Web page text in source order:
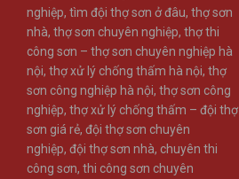
nghiệp, tìm đội thợ sơn ở đâu, thợ sơn
nhà, thợ sơn chuyên nghiệp, thợ thi
công sơn – thợ sơn chuyên nghiệp hà
nội, thợ xử lý chống thấm hà nội, thợ
sơn công nghiệp hà nội, thợ sơn công
nghiệp, thợ xử lý chống thấm – đội thợ
sơn giá rẻ, đội thợ sơn chuyên
nghiệp, đội thợ sơn nhà, chuyên thi
công sơn, thi công sơn chuyên